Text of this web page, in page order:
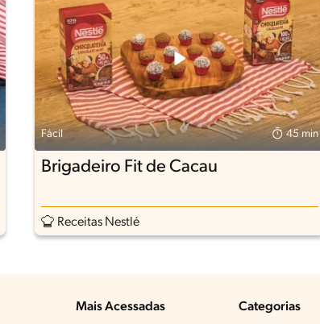
Fácil 45 min
Brigadeiro Fit de Cacau
Receitas Nestlé
Mais Acessadas Categorias